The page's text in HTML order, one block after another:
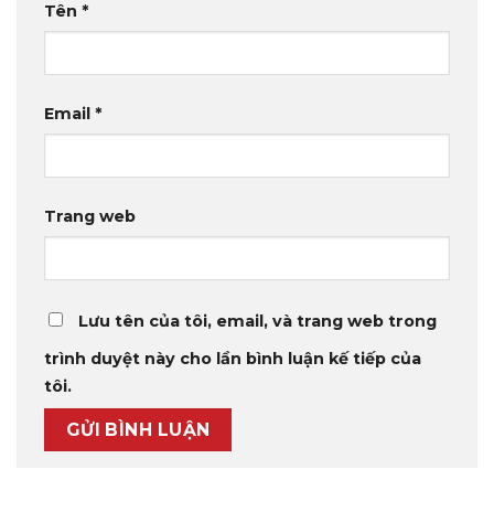
Tên *
Email *
Trang web
Lưu tên của tôi, email, và trang web trong
trình duyệt này cho lần bình luận kế tiếp của
tôi.